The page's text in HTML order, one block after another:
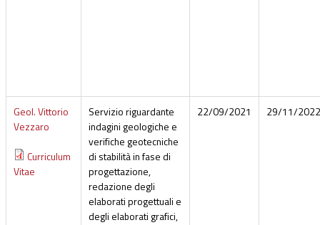
Geol. Vittorio
Vezzaro
Curriculum
Vitae
Servizio riguardante
indagini geologiche e
verifiche geotecniche
di stabilità in fase di
progettazione,
redazione degli
elaborati progettuali e
degli elaborati grafici,
22/09/2021 29/11/2022